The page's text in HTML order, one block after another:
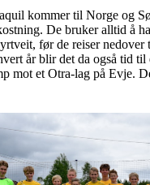
kommer til Norge og
De bruker alltid å
før de reiser nedover
år blir det da også tid til
mot et Otra-lag på Evje.